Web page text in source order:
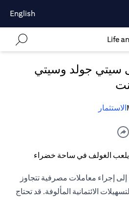
English
سيتي جولد وسيتي
الاستثمار
إجراء معاملات مصرفية تتجاوز
الائتمانية المألوفة. قد تحتاج